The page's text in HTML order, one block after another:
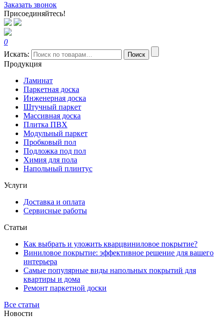
Заказать звонок
Присоединяйтесь!
0
Искать:
Поиск
Продукция
Ламинат
Паркетная доска
Инженерная доска
Штучный паркет
Массивная доска
Плитка ПВХ
Модульный паркет
Пробковый пол
Подложка под пол
Химия для пола
Напольный плинтус
Услуги
Доставка и оплата
Сервисные работы
Статьи
Как выбрать и уложить кварцвиниловое покрытие?
Виниловое покрытие: эффективное решение для вашего
интерьера
Самые популярные виды напольных покрытий для
квартиры и дома
Ремонт паркетной доски
Все статьи
Новости